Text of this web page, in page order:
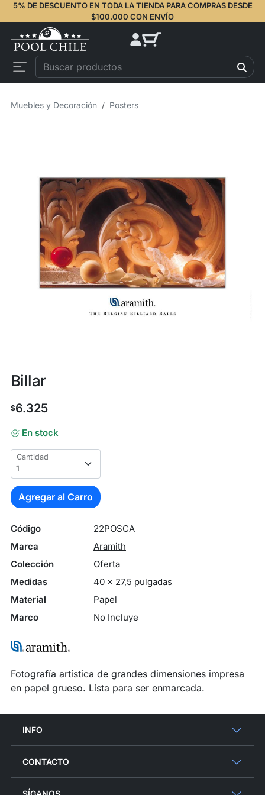
5% DE DESCUENTO EN TODA LA TIENDA PARA COMPRAS DESDE
$100.000 CON ENVÍO
Muebles y Decoración Posters
Billar
$6.325
En stock
Cantidad
Agregar al Carro
Código
22POSCA
Marca
Aramith
Colección
Oferta
Medidas
40 x 27,5 pulgadas
Material
Papel
Marco
No Incluye
Fotografía artística de grandes dimensiones impresa
en papel grueso. Lista para ser enmarcada.
INFO
CONTACTO